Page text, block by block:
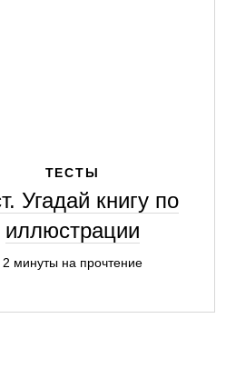
ТЕСТЫ
Угадай книгу по
иллюстрации
2 минуты на прочтение